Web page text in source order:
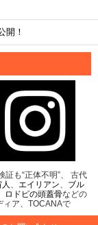
開！
も“正体不明”、 古代
エイリアン
ブル
ロドピの頭蓋骨などの
ィア、TOCANAで